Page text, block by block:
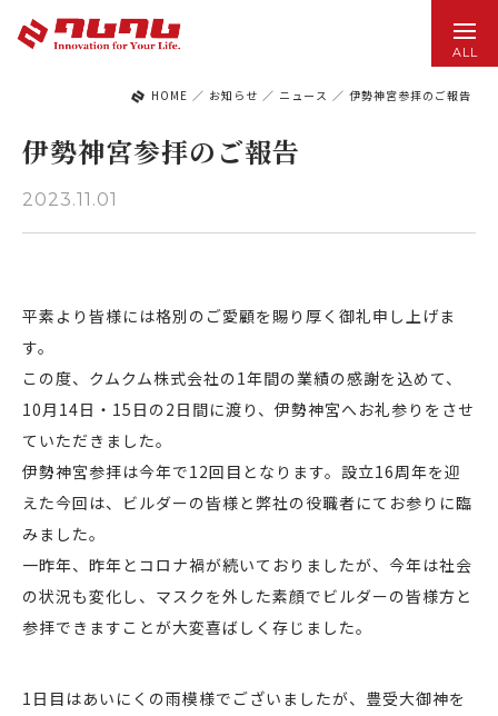
ALL
HOME ／ お知らせ ／ ニュース ／ 伊勢神宮参拝のご報告
伊勢神宮参拝のご報告
2023.11.01
平素より皆様には格別のご愛顧を賜り厚く御礼申し上げま
す。
この度、クムクム株式会社の1年間の業績の感謝を込めて、
10月14日・15日の2日間に渡り、伊勢神宮へお礼参りをさせ
ていただきました。
伊勢神宮参拝は今年で12回目となります。設立16周年を迎
えた今回は、ビルダーの皆様と弊社の役職者にてお参りに臨
みました。
一昨年、昨年とコロナ禍が続いておりましたが、今年は社会
の状況も変化し、マスクを外した素顔でビルダーの皆様方と
参拝できますことが大変喜ばしく存じました。
1日目はあいにくの雨模様でございましたが、豊受大御神を